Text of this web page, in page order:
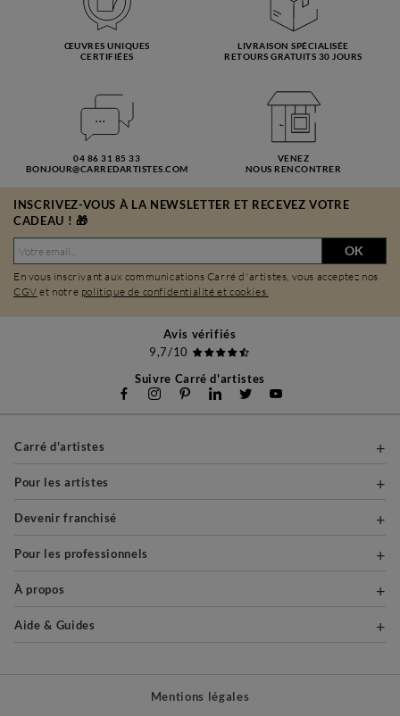
ŒUVRES UNIQUES
CERTIFIÉES
LIVRAISON SPÉCIALISÉE
RETOURS GRATUITS 30 JOURS
04 86 31 85 33
BONJOUR@CARREDARTISTES.COM
VENEZ
NOUS RENCONTRER
INSCRIVEZ-VOUS À LA NEWSLETTER ET RECEVEZ VOTRE
CADEAU ! 🎁
OK
En vous inscrivant aux communications Carré d'artistes, vous acceptez nos
CGV et notre politique de confidentialité et cookies.
Avis vérifiés
9,7/10
Suivre Carré d'artistes
Carré d'artistes
Pour les artistes
Devenir franchisé
Pour les professionnels
À propos
Aide & Guides
Mentions légales